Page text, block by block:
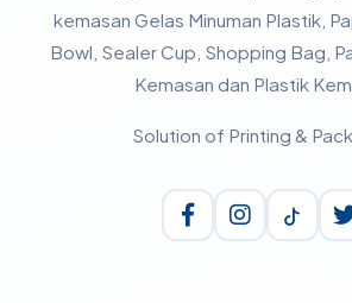
kemasan Gelas Minuman Plastik,
Bowl, Sealer Cup, Shopping Bag,
Kemasan dan Plastik
Solution of Printing &